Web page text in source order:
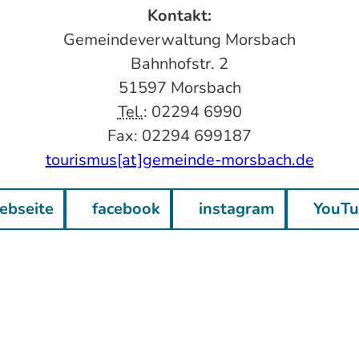
Kontakt:
Gemeindeverwaltung Morsbach
Bahnhofstr. 2
51597 Morsbach
Tel.: 02294 6990
Fax: 02294 699187
tourismus[at]gemeinde-morsbach.de
facebook instagram